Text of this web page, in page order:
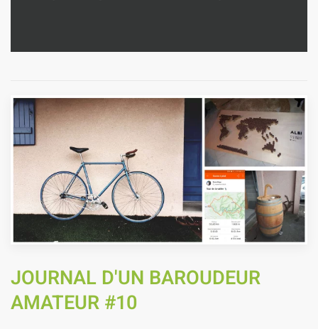
JOURNAL D'UN BAROUDEUR
AMATEUR #10